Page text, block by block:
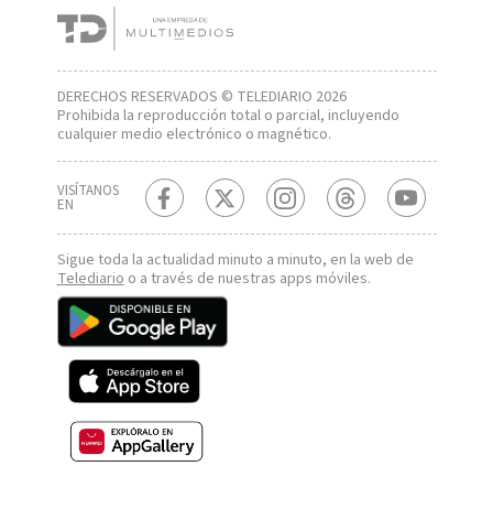
DERECHOS RESERVADOS © TELEDIARIO 2026
Prohibida la reproducción total o parcial, incluyendo
cualquier medio electrónico o magnético.
VISÍTANOS
EN
Sigue toda la actualidad minuto a minuto, en la web de
Telediarioo a través de nuestras apps móviles.